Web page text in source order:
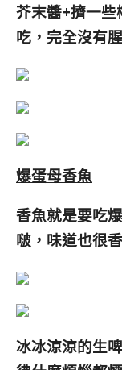
芥末醬+擠一些
吃，完全沒有
爆蛋母香魚
香魚就是要吃
啵，味道也很
冰冰涼涼的生